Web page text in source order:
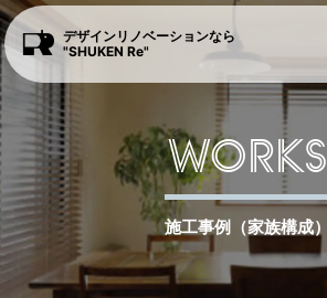
デザインリノベーションなら
"SHUKEN Re"
WORKS
施工事例（家族構成）